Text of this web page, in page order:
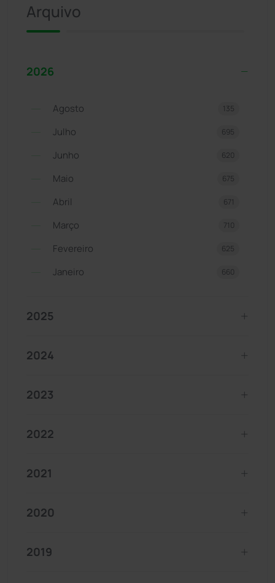
Arquivo
2026
Agosto 135
Julho 695
Junho 620
Maio 675
Abril 671
Março 710
Fevereiro 625
Janeiro 660
2025
2024
2023
2022
2021
2020
2019